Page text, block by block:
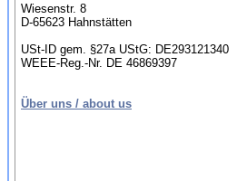
Wiesenstr. 8
D-65623 Hahnstätten
USt-ID gem. §27a UStG: DE293121340
WEEE-Reg.-Nr. DE 46869397
Über uns / about us